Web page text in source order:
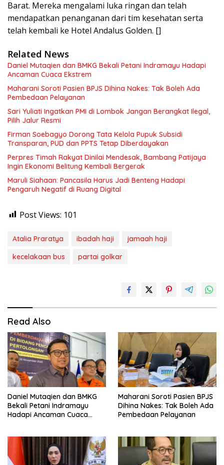
Barat. Mereka mengalami luka ringan dan telah
mendapatkan penanganan dari tim kesehatan serta
telah kembali ke Hotel Andalus Golden. []
Related News
Daniel Mutaqien dan BMKG Bekali Petani Indramayu Hadapi
Ancaman Cuaca Ekstrem
Maharani Soroti Pasien BPJS Dihina Nakes: Tak Boleh Ada
Pembedaan Pelayanan
Sari Yuliati Ingatkan PMI di Lombok Jangan Berangkat Ilegal,
Pilih Jalur Resmi
Firman Soebagyo Dorong Tata Kelola Pupuk Subsidi
Transparan, PUD dan PPTS Tetap Diberdayakan
Perpres Timah Rakyat Dinilai Mendesak, Bambang Patijaya
Ingin Ekonomi Belitung Kembali Bergerak
Maruli Siahaan: Pancasila Harus Jadi Benteng Hadapi
Pengaruh Negatif di Ruang Digital
Post Views: 101
Atalia Praratya ibadah haji
jamaah haji
kecelakaan bus
partai golkar
Read Also
Daniel Mutaqien dan BMKG
Bekali Petani Indramayu
Hadapi Ancaman Cuaca
Maharani Soroti Pasien BPJS
Dihina Nakes: Tak Boleh Ada
Pembedaan Pelayanan